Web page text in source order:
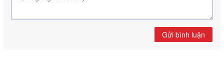
Gửi bình luận